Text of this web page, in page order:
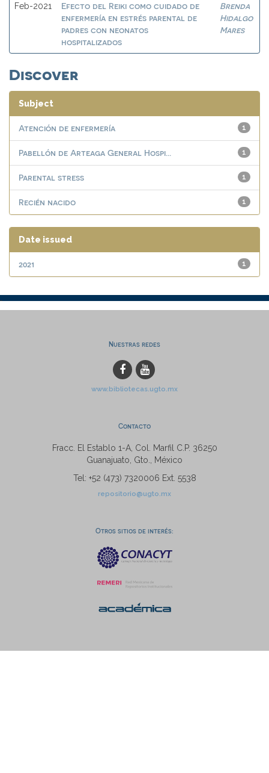
Feb-2021
Efecto del Reiki como cuidado de
enfermería en estrés parental de
padres con neonatos
hospitalizados
Brenda
Hidalgo
Mares
Discover
Subject
1
Atención de enfermería
1
Pabellón de Arteaga General Hospi...
1
Parental stress
1
Recién nacido
Date issued
1
2021
Nuestras redes
www.bibliotecas.ugto.mx
Contacto
Fracc. El Establo 1-A, Col. Marfil C.P. 36250
Guanajuato, Gto., México
Tel: +52 (473) 7320006 Ext. 5538
repositorio@ugto.mx
Otros sitios de interés: